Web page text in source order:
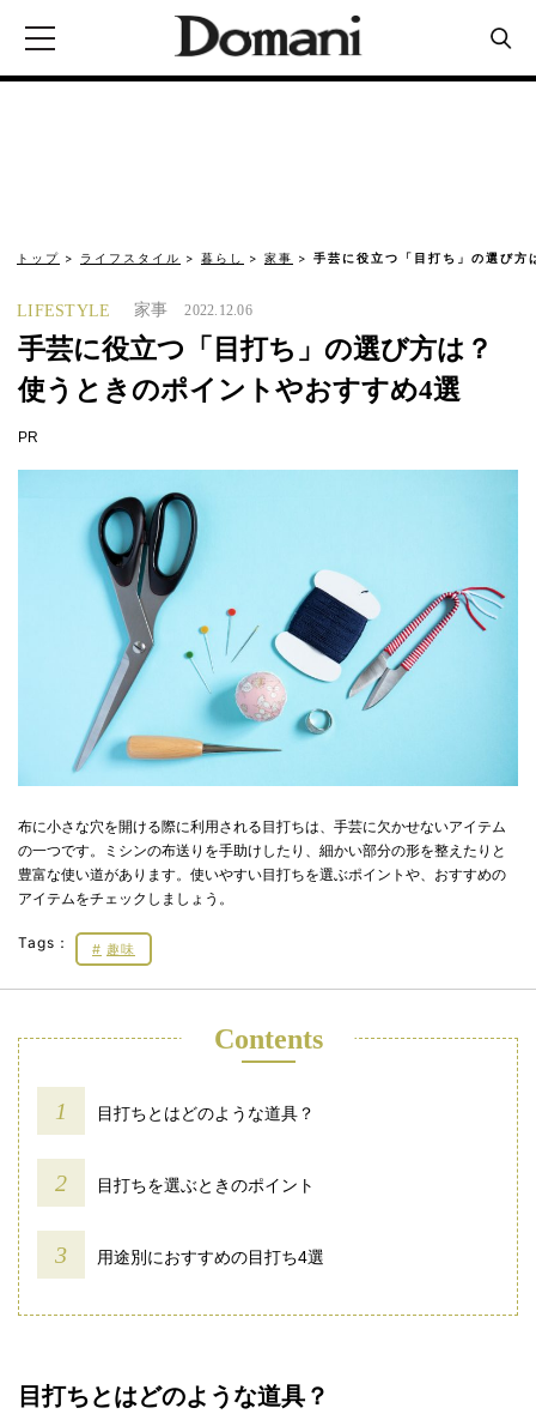
トップ ライフスタイル 暮らし 家事 手芸に役立つ「目打ち」の選び
LIFESTYLE 家事 2022.12.06
手芸に役立つ「目打ち」の選び方は？
使うときのポイントやおすすめ4選
PR
布に小さな穴を開ける際に利用される目打ちは、手芸に欠かせないアイテム
の一つです。ミシンの布送りを手助けしたり、細かい部分の形を整えたりと
豊富な使い道があります。使いやすい目打ちを選ぶポイントや、おすすめの
アイテムをチェックしましょう。
Tags： 趣味
Contents
目打ちとはどのような道具？
目打ちを選ぶときのポイント
用途別におすすめの目打ち4選
目打ちとはどのような道具？